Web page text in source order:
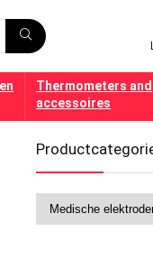
Thermometers and
accessoires